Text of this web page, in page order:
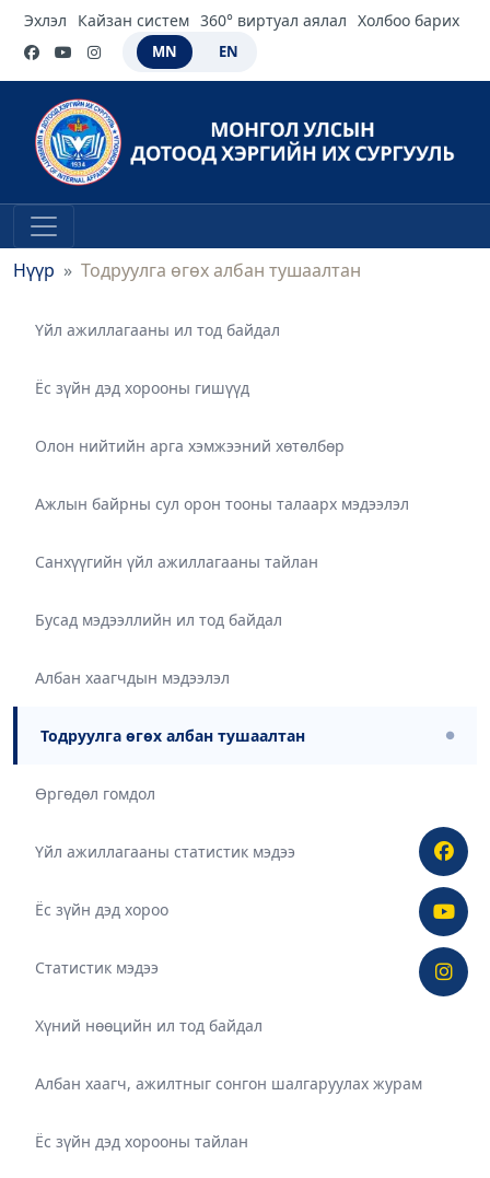
Эхлэл Кайзан систем 360° виртуал аялал Холбоо барих
MN EN
Нүүр Тодруулга өгөх албан тушаалтан
Үйл ажиллагааны ил тод байдал
Ёс зүйн дэд хорооны гишүүд
Олон нийтийн арга хэмжээний хөтөлбөр
Ажлын байрны сул орон тооны талаарх мэдээлэл
Санхүүгийн үйл ажиллагааны тайлан
Бусад мэдээллийн ил тод байдал
Албан хаагчдын мэдээлэл
Тодруулга өгөх албан тушаалтан ●
Өргөдөл гомдол
Үйл ажиллагааны статистик мэдээ
Ёс зүйн дэд хороо
Статистик мэдээ
Хүний нөөцийн ил тод байдал
Албан хаагч, ажилтныг сонгон шалгаруулах журам
Ёс зүйн дэд хорооны тайлан